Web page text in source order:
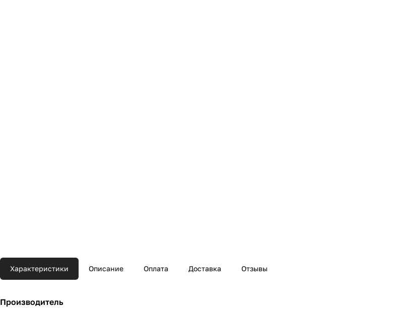
Характеристики Описание Оплата Доставка Отзывы
Производитель